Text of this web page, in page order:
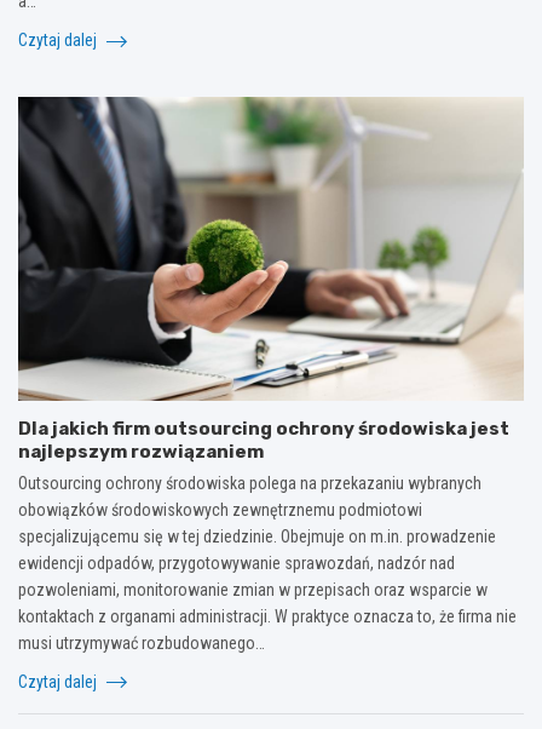
Czytaj dalej
Dla jakich firm outsourcing ochrony środowiska jest
najlepszym rozwiązaniem
Outsourcing ochrony środowiska polega na przekazaniu wybranych
obowiązków środowiskowych zewnętrznemu podmiotowi
specjalizującemu się w tej dziedzinie. Obejmuje on m.in. prowadzenie
ewidencji odpadów, przygotowywanie sprawozdań, nadzór nad
pozwoleniami, monitorowanie zmian w przepisach oraz wsparcie w
kontaktach z organami administracji. W praktyce oznacza to, że firma nie
musi utrzymywać rozbudowanego…
Czytaj dalej